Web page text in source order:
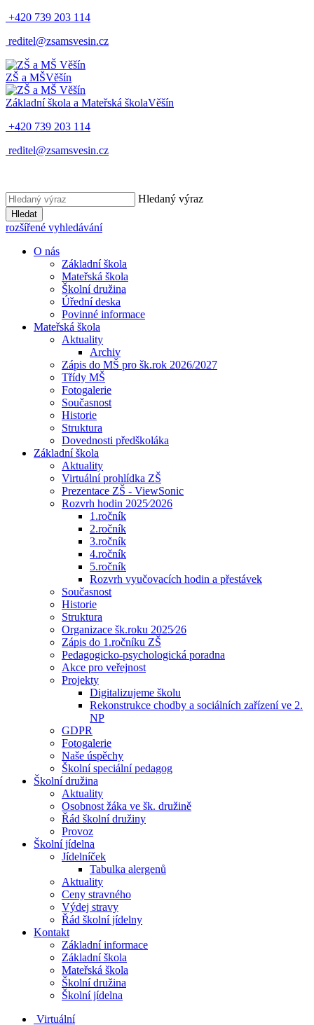
+420 739 203 114
reditel@zsamsvesin.cz
ZŠ a MŠVěšín
Základní škola a Mateřská školaVěšín
+420 739 203 114
reditel@zsamsvesin.cz
Hledaný výraz
Hledat
rozšířené vyhledávání
O nás
Základní škola
Mateřská škola
Školní družina
Úřední deska
Povinné informace
Mateřská škola
Aktuality
Archiv
Zápis do MŠ pro šk.rok 2026/2027
Třídy MŠ
Fotogalerie
Současnost
Historie
Struktura
Dovednosti předškoláka
Základní škola
Aktuality
Virtuální prohlídka ZŠ
Prezentace ZŠ - ViewSonic
Rozvrh hodin 2025⁄2026
1.ročník
2.ročník
3.ročník
4.ročník
5.ročník
Rozvrh vyučovacích hodin a přestávek
Současnost
Historie
Struktura
Organizace šk.roku 2025⁄26
Zápis do 1.ročníku ZŠ
Pedagogicko-psychologická poradna
Akce pro veřejnost
Projekty
Digitalizujeme školu
Rekonstrukce chodby a sociálních zařízení ve 2.
NP
GDPR
Fotogalerie
Naše úspěchy
Školní speciální pedagog
Školní družina
Aktuality
Osobnost žáka ve šk. družině
Řád školní družiny
Provoz
Školní jídelna
Jídelníček
Tabulka alergenů
Aktuality
Ceny stravného
Výdej stravy
Řád školní jídelny
Kontakt
Základní informace
Základní škola
Mateřská škola
Školní družina
Školní jídelna
Virtuální